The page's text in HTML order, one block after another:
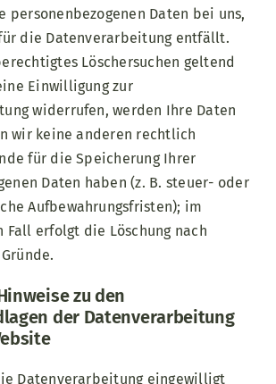
personenbezogenen Daten bei uns,
die Datenverarbeitung entfällt.
Löschersuchen geltend
Einwilligung zur
widerrufen, werden Ihre Daten
wir keine anderen rechtlich
für die Speicherung Ihrer
Daten haben (z. B. steuer- oder
Aufbewahrungsfristen); im
Fall erfolgt die Löschung nach
zu den
der Datenverarbeitung
Datenverarbeitung eingewilligt